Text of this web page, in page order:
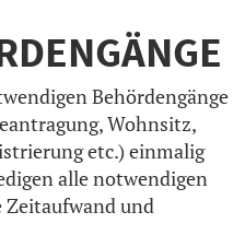
Behördengänge
Wohnsitz,
etc.) einmalig
alle notwendigen
Zeitaufwand und